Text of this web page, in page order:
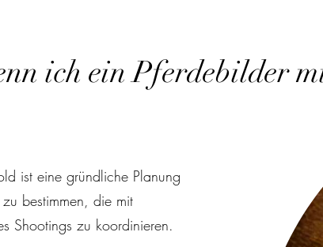
ich ein Pferdebilder
ist eine gründliche Planung
bestimmen, die mit
Shootings zu koordinieren.